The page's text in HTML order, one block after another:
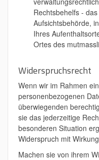
Rechtsbehelfs -
Aufsichtsbehörde,
Ihres
Ortes des
Widerspruchsrecht
Wenn wir im Rahmen
personenbezogenen
überwiegenden
sie das jederzeitige
besonderen Situation
Widerspruch mit
Machen sie von ihrem